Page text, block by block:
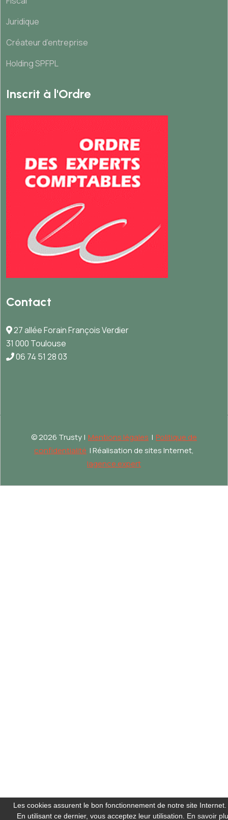
Juridique
Créateur d’entreprise
Holding SPFPL
Inscrit à l'Ordre
Contact
27 allée Forain François Verdier
31 000 Toulouse
06 74 51 28 03
©2026 Trusty | Mentions légales | Politique de
confidentialité | Réalisation de sites Internet,
lagence.expert
Les cookies assurent le bon fonctionnement de notre site Internet.
En utilisant ce dernier, vous acceptez leur utilisation. En savoir